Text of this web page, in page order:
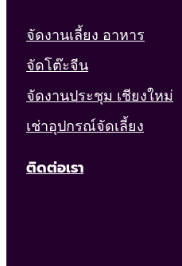
จัดงานเลี้ยง อาหาร
จัดโต๊ะจีน
จัดงานประชุม เชียงใหม่
เช่าอุปกรณ์จัดเลี้ยง
ติดต่อเรา